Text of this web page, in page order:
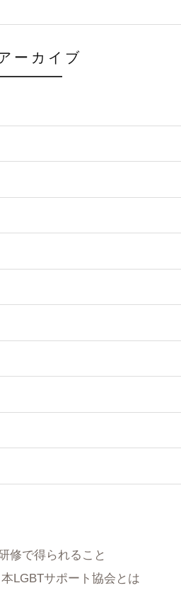
ーカイブ
修で得られること
LGBTサポート協会とは